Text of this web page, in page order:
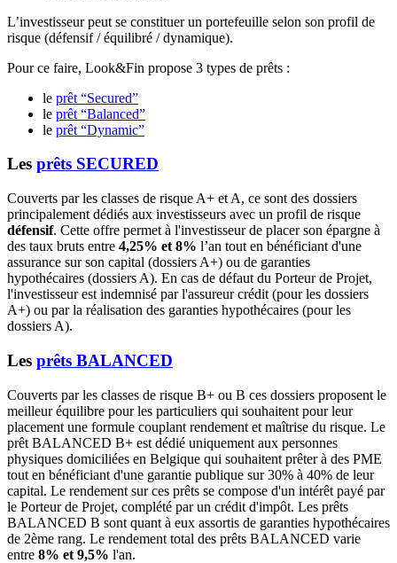
L’investisseur peut se constituer un portefeuille selon son profil de
risque (défensif / équilibré / dynamique).
Pour ce faire, Look&Fin propose 3 types de prêts :
le prêt “Secured”
le prêt “Balanced”
le prêt “Dynamic”
Les prêts SECURED
Couverts par les classes de risque A+ et A, ce sont des dossiers
principalement dédiés aux investisseurs avec un profil de risque
défensif. Cette offre permet à l'investisseur de placer son épargne à
des taux bruts entre 4,25% et 8% l’an tout en bénéficiant d'une
assurance sur son capital (dossiers A+) ou de garanties
hypothécaires (dossiers A). En cas de défaut du Porteur de Projet,
l'investisseur est indemnisé par l'assureur crédit (pour les dossiers
A+) ou par la réalisation des garanties hypothécaires (pour les
dossiers A).
Les prêts BALANCED
Couverts par les classes de risque B+ ou B ces dossiers proposent le
meilleur équilibre pour les particuliers qui souhaitent pour leur
placement une formule couplant rendement et maîtrise du risque. Le
prêt BALANCED B+ est dédié uniquement aux personnes
physiques domiciliées en Belgique qui souhaitent prêter à des PME
tout en bénéficiant d'une garantie publique sur 30% à 40% de leur
capital. Le rendement sur ces prêts se compose d'un intérêt payé par
le Porteur de Projet, complété par un crédit d'impôt. Les prêts
BALANCED B sont quant à eux assortis de garanties hypothécaires
de 2ème rang. Le rendement total des prêts BALANCED varie
entre 8% et 9,5% l'an.